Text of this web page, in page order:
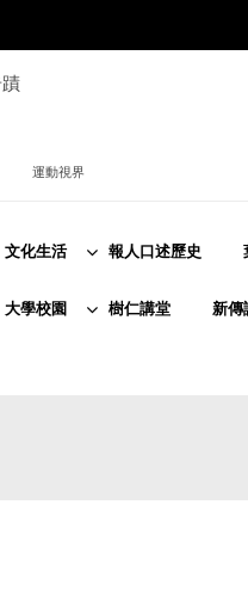
運動視界
文化生活 報人口述歷史
大學校園 樹仁講堂 新傳